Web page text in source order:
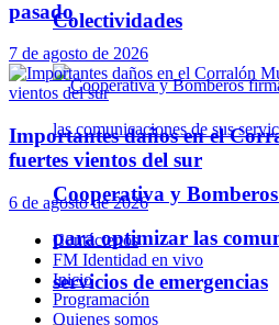
Colectividades
Cooperativa y
para optimizar las
servicios de emergencias
pasado
7 de agosto de 2026
Importantes daños en el
fuertes vientos del sur
6 de agosto de 2026
Contáctenos
FM Identidad en vivo
Inicio
Programación
Quienes somos